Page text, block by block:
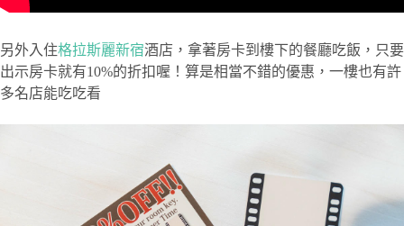
另外入住格拉斯麗新宿酒店，拿著房卡到樓下的餐廳吃飯，只要
出示房卡就有10%的折扣喔！算是相當不錯的優惠，一樓也有許
多名店能吃吃看